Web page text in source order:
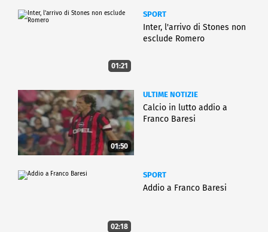
01:21
SPORT
Inter, l'arrivo di Stones non
esclude Romero
01:50
ULTIME NOTIZIE
Calcio in lutto addio a
Franco Baresi
02:18
SPORT
Addio a Franco Baresi